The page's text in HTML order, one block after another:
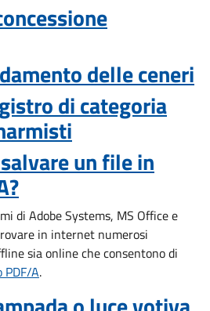
delle ceneri
di categoria
un file in
di Adobe Systems, MS Office e
in internet numerosi
sia online che consentono di
A.